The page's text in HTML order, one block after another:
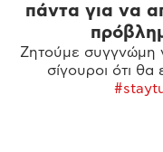
πάντα για να
Ζητούμε συγγνώμη
σίγουροι ότι